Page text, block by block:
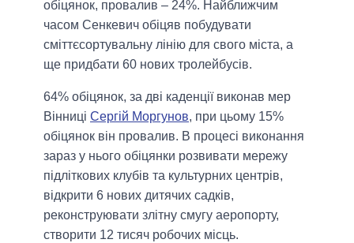
обіцянок, провалив – 24%. Найближчим
часом Сенкевич обіцяв побудувати
сміттєсортувальну лінію для свого міста, а
ще придбати 60 нових тролейбусів.
64% обіцянок, за дві каденції виконав мер
Вінниці Сергій Моргунов, при цьому 15%
обіцянок він провалив. В процесі виконання
зараз у нього обіцянки розвивати мережу
підліткових клубів та культурних центрів,
відкрити 6 нових дитячих садків,
реконструювати злітну смугу аеропорту,
створити 12 тисяч робочих місць.